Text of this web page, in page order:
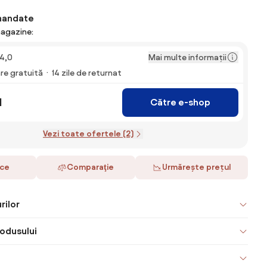
4,0
Mai multe informații
gratuită
14 zile de returnat
Către e-shop
Vezi toate ofertele (2)
Comparaţie Urmărește prețul